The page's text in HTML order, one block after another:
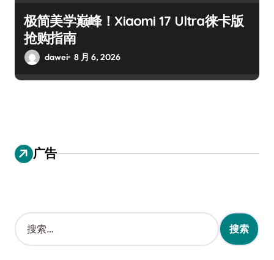
极简美学巅峰！Xiaomi 17 Ultra徕卡版
抢购指南
dawei 8 月 6, 2026
广告
搜
索
：